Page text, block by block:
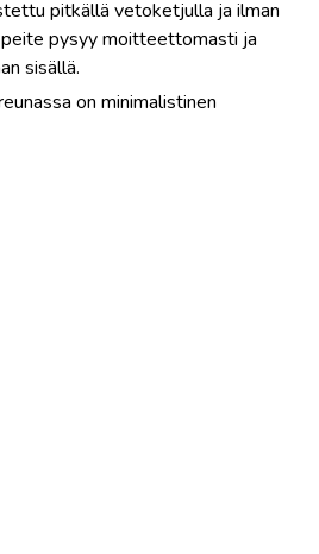
pitkällä vetoketjulla ja ilman
peite pysyy moitteettomasti ja
sisällä.
on minimalistinen